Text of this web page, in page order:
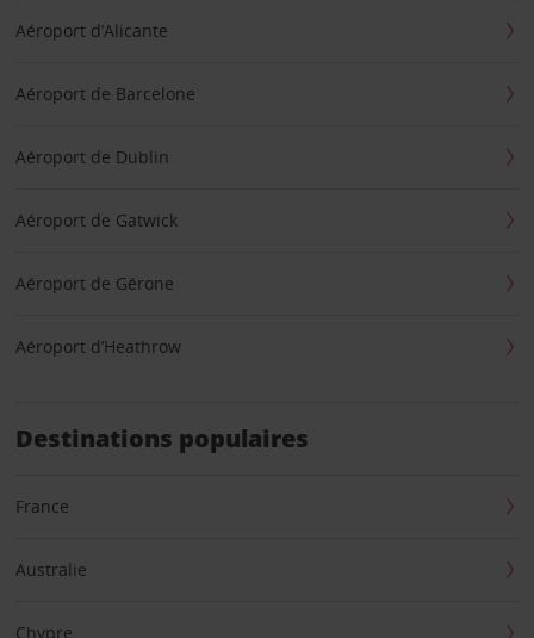
Aéroport d’Alicante
Aéroport de Barcelone
Aéroport de Dublin
Aéroport de Gatwick
Aéroport de Gérone
Aéroport d’Heathrow
Destinations populaires
France
Australie
Chypre